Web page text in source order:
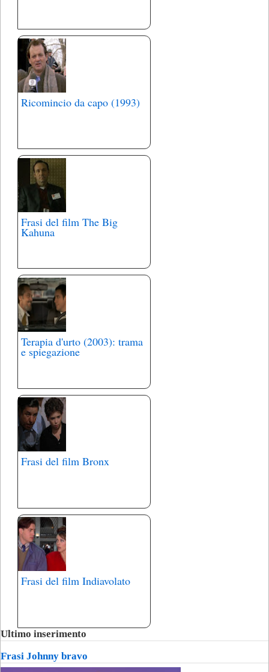
Ricomincio da capo (1993)
Frasi del film The Big
Kahuna
Terapia d'urto (2003): trama
e spiegazione
Frasi del film Bronx
Frasi del film Indiavolato
Ultimo inserimento
Frasi Johnny bravo